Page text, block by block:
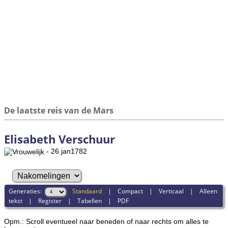
De laatste reis van de Mars
Elisabeth Verschuur
- 26 jan1782
Generaties: Standaard |Compact |Verticaal |Alleen
tekst | Register |Tabellen | PDF
Opm.: Scroll eventueel naar beneden of naar rechts om alles te